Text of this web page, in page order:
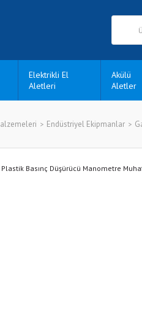
Elektrikli El
Aletleri
Akülü
Aletler
Endüstriyel Ekipmanlar